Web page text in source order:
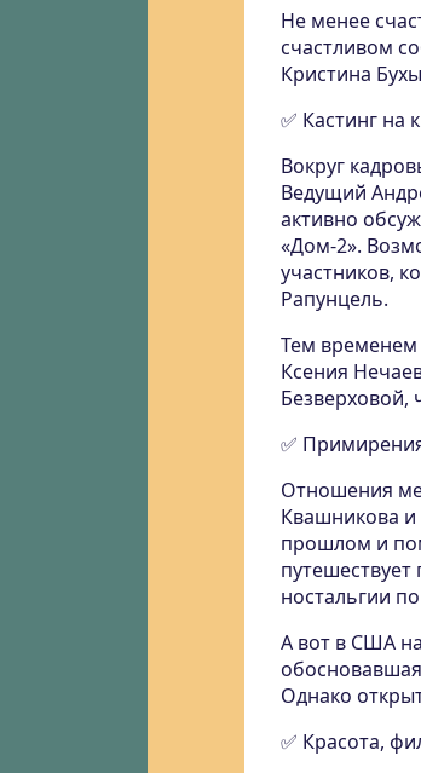
Не менее
счастливом
Кристина
✅ Кастинг на
Вокруг
Ведущий
активно
«Дом-2».
участников,
Рапунцель.
Тем временем
Ксения
Безверховой,
✅
Отношения
Квашникова и
прошлом и
ностальгии
А вот в США
Однако
✅ Красота,